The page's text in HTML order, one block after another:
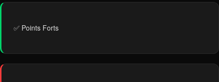
✅ Points Forts